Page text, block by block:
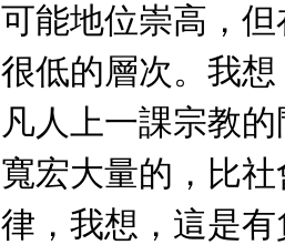
可能地位崇高，
很低的層次。我
凡人上一課宗教
寬宏大量的，比
律，我想，這是